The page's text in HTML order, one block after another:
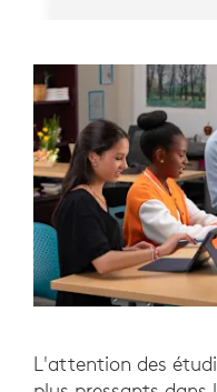
L'attention des